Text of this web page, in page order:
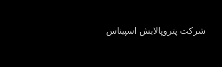
شرکت پتروپالایش اسپیناس